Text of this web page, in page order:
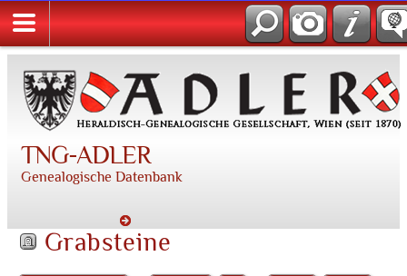
TNG-ADLER
Genealogische Datenbank
Grabsteine